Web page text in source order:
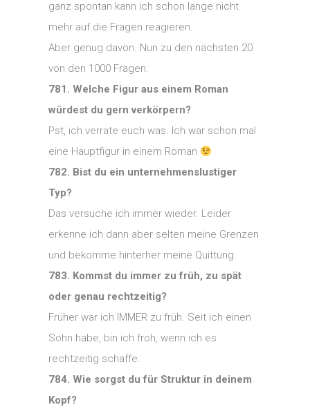
ganz spontan kann ich schon lange nicht
mehr auf die Fragen reagieren.
Aber genug davon. Nun zu den nächsten 20
von den 1000 Fragen:
781. Welche Figur aus einem Roman
würdest du gern verkörpern?
Pst, ich verrate euch was. Ich war schon mal
eine Hauptfigur in einem Roman
782. Bist du ein unternehmenslustiger
Typ?
Das versuche ich immer wieder. Leider
erkenne ich dann aber selten meine Grenzen
und bekomme hinterher meine Quittung.
783. Kommst du immer zu früh, zu spät
oder genau rechtzeitig?
Früher war ich IMMER zu früh. Seit ich einen
Sohn habe, bin ich froh, wenn ich es
rechtzeitig schaffe.
784. Wie sorgst du für Struktur in deinem
Kopf?